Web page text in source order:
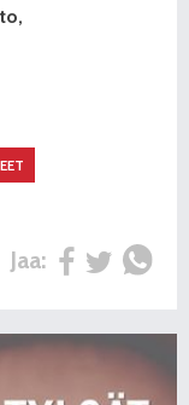
Jaa: